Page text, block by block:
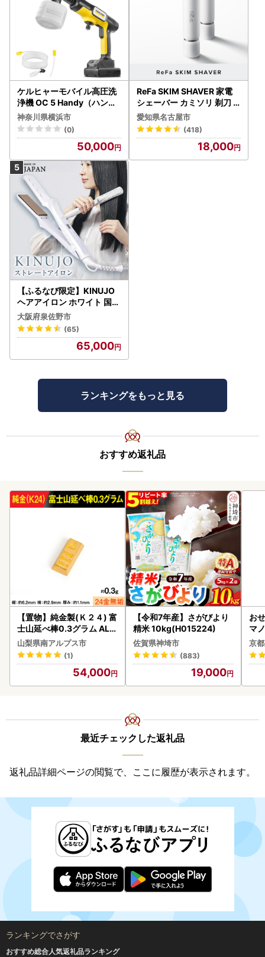
ケルヒャーモバイル高圧洗
浄機 OC 5 Handy（ハンデ
ィジェット） APV0006
神奈川県横浜市
(0)
50,000
ReFa SKIM SHAVER 家電
シェーバー カミソリ 剃刀
シェーバー
愛知県名古屋市
(418)
18,000
【ふるなび限定】KINUJO
ヘアアイロン ホワイト 国内
製造 FN-Limited-PR
大阪府泉佐野市
(65)
65,000
ランキングをもっと見る
おすすめ返礼品
【置物】純金製(Ｋ２４) 富
士山延べ棒0.3グラム ALP
BK193
山梨県南アルプス市
(1)
54,000
【令和7年産】さがびより
精米 10kg(H015224)
佐賀県神埼市
(883)
19,000
お
マ
京
最近チェックした返礼品
返礼品詳細ページの閲覧で、ここに履歴が表示されます。
ランキングでさがす
おすすめ総合人気返礼品ランキング